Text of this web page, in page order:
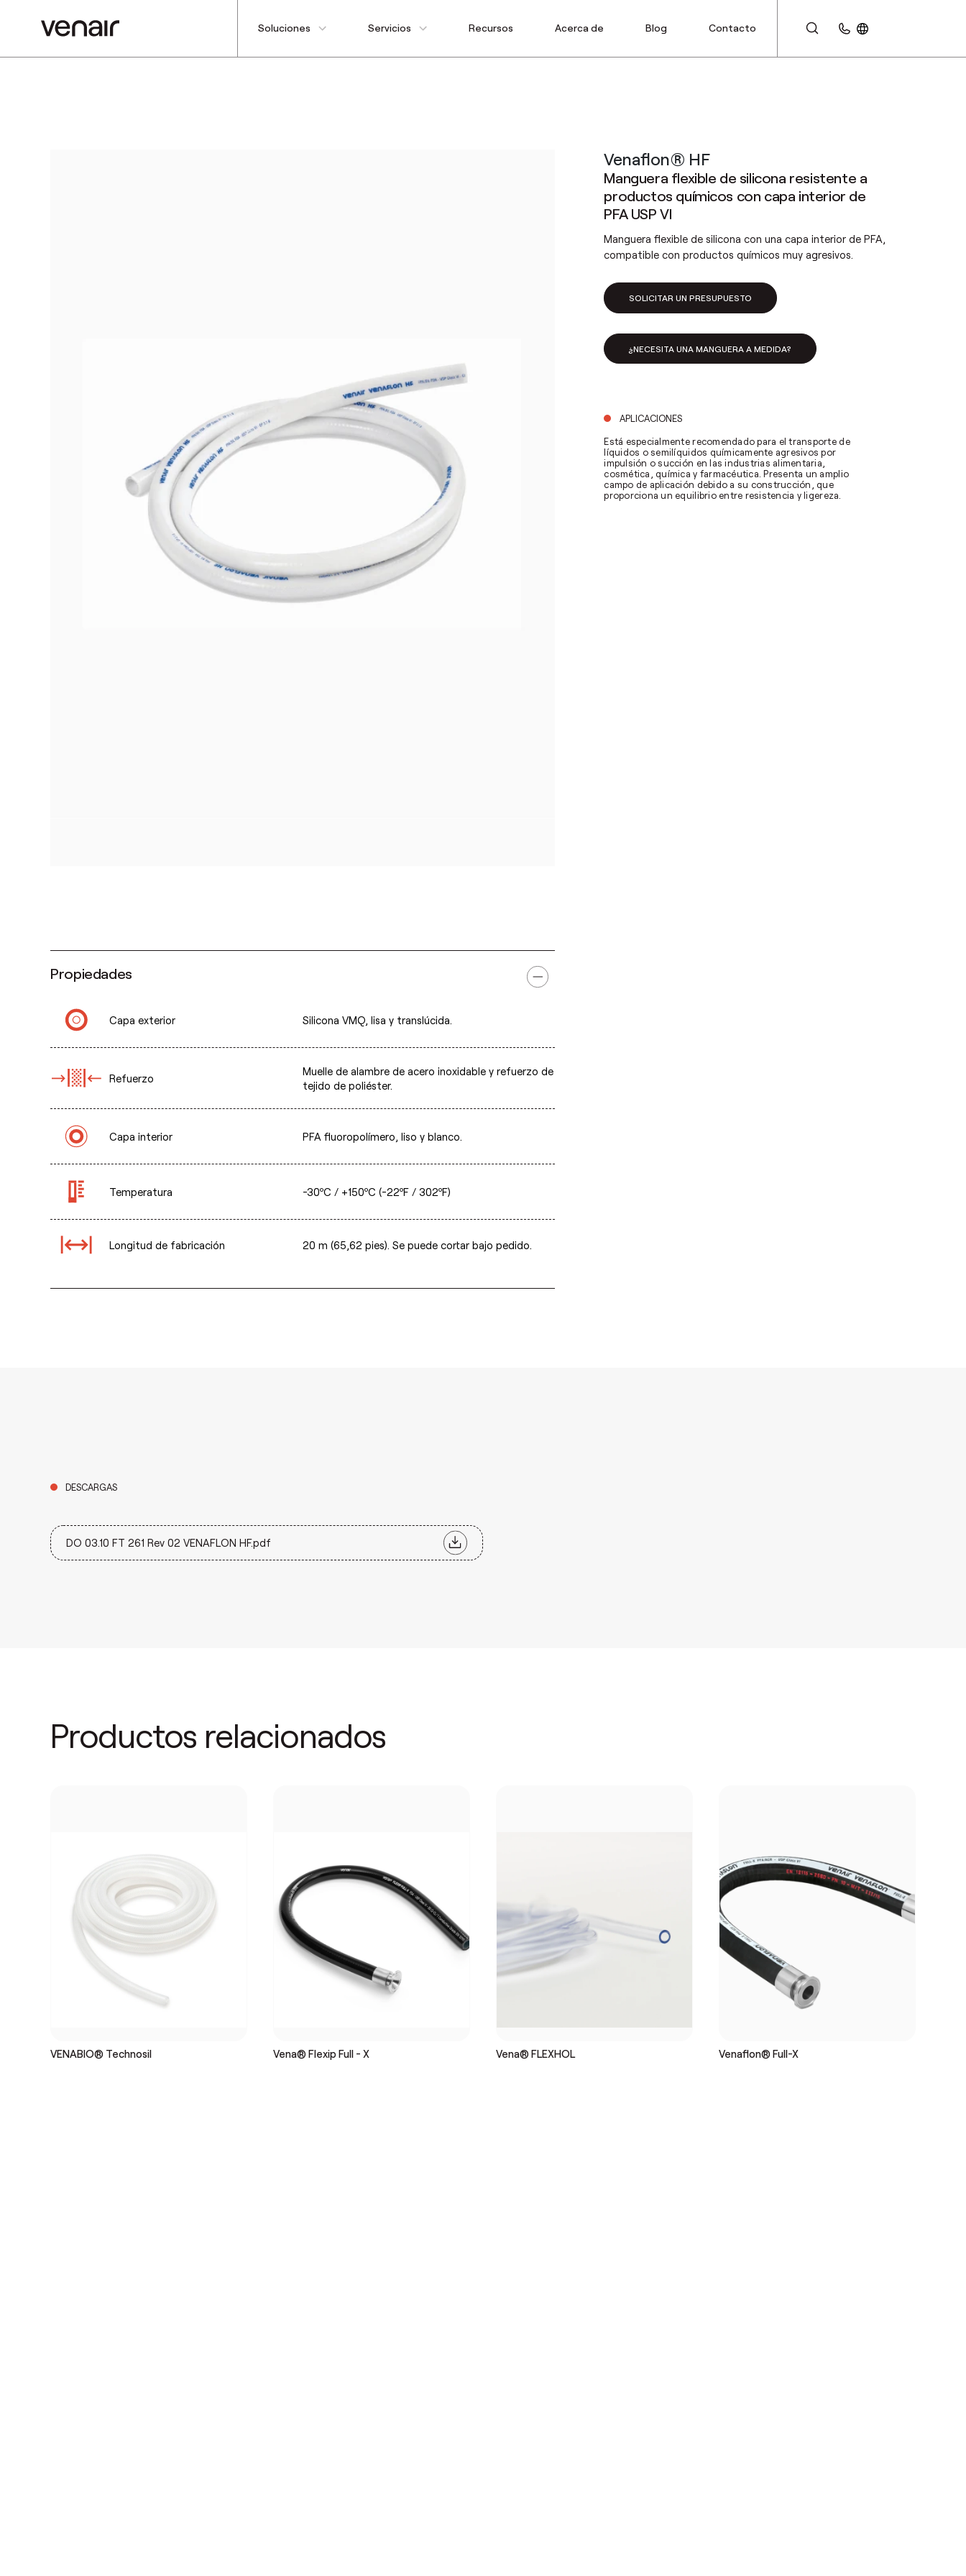
Soluciones Servicios Recursos Acerca de Blog Contacto
Venaflon® HF
Manguera flexible de silicona resistente a
productos químicos con capa interior de
PFA USP VI
Manguera flexible de silicona con una capa interior de PFA,
compatible con productos químicos muy agresivos.
SOLICITAR UN PRESUPUESTO
¿NECESITA UNA MANGUERA A MEDIDA?
APLICACIONES
Está especialmente recomendado para el transporte de
líquidos o semilíquidos químicamente agresivos por
impulsión o succión en las industrias alimentaria,
cosmética, química y farmacéutica. Presenta un amplio
campo de aplicación debido a su construcción, que
proporciona un equilibrio entre resistencia y ligereza.
Propiedades
Capa exterior Silicona VMQ, lisa y translúcida.
Refuerzo
Muelle de alambre de acero inoxidable y refuerzo de
tejido de poliéster.
Capa interior PFA fluoropolímero, liso y blanco.
Temperatura -30ºC / +150ºC (-22ºF / 302ºF)
Longitud de fabricación 20 m (65,62 pies). Se puede cortar bajo pedido.
DESCARGAS
DO 03.10 FT 261 Rev 02 VENAFLON HF.pdf
Productos relacionados
VENABIO® Technosil Vena® Flexip Full - X Vena® FLEXHOL Venaflon® Full-X